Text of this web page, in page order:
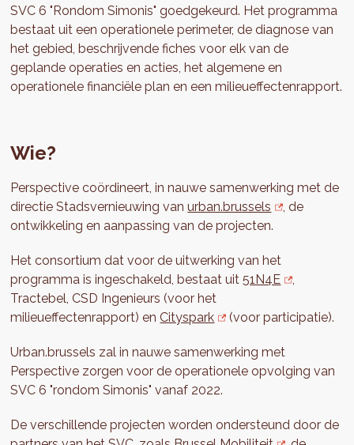
SVC 6 "Rondom Simonis" goedgekeurd. Het programma
bestaat uit een operationele perimeter, de diagnose van
het gebied, beschrijvende fiches voor elk van de
geplande operaties en acties, het algemene en
operationele financiële plan en een milieueffectenrapport.
Wie?
Perspective coördineert, in nauwe samenwerking met de
directie Stadsvernieuwing vanurban.brussels
, de
ontwikkeling en aanpassing van de projecten.
Het consortium dat voor de uitwerking van het
programma is ingeschakeld, bestaat uit51N4E
,
Tractebel, CSD Ingenieurs (voor het
milieueffectenrapport) enCityspark (voor participatie).
Urban.brussels zal in nauwe samenwerking met
Perspective zorgen voor de operationele opvolging van
SVC 6 "rondom Simonis" vanaf 2022.
De verschillende projecten worden ondersteund door de